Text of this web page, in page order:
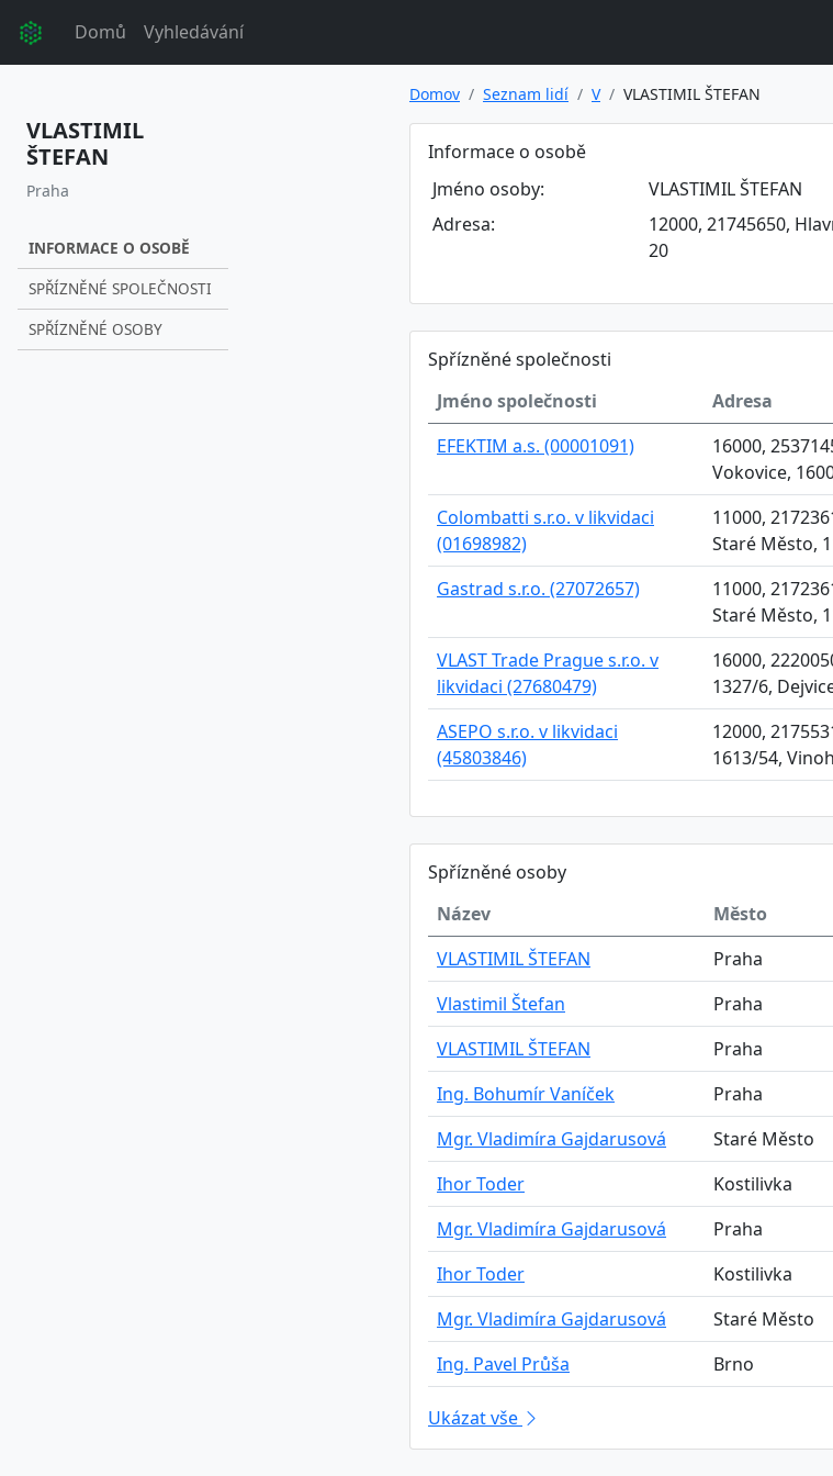
Domů Vyhledávání
VLASTIMIL
ŠTEFAN
Praha
INFORMACE O OSOBĚ
SPŘÍZNĚNÉ SPOLEČNOSTI
SPŘÍZNĚNÉ OSOBY
Domov Seznam lidí V VLASTIMIL ŠTEFAN
Informace o osobě
Jméno osoby:
VLASTIMIL ŠTEFAN
Adresa:
12000, 21745650,
20
Spřízněné společnosti
Jméno společnosti
Adresa
EFEKTIM a.s. (00001091)
16000,
Vokovice,
Colombatti s.r.o. v likvidaci
(01698982)
11000,
Staré Město,
Gastrad s.r.o. (27072657)
11000,
Staré Město,
VLAST Trade Prague s.r.o. v
likvidaci (27680479)
16000,
1327/6,
ASEPO s.r.o. v likvidaci
(45803846)
12000,
1613/54,
Spřízněné osoby
Název
Město
VLASTIMIL ŠTEFAN
Praha
Vlastimil Štefan
Praha
VLASTIMIL ŠTEFAN
Praha
Ing. Bohumír Vaníček
Praha
Mgr. Vladimíra Gajdarusová
Staré Město
Ihor Toder
Kostilivka
Mgr. Vladimíra Gajdarusová
Praha
Ihor Toder
Kostilivka
Mgr. Vladimíra Gajdarusová
Staré Město
Ing. Pavel Průša
Brno
Ukázat vše